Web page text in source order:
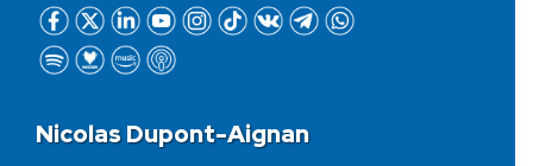
Nicolas Dupont-Aignan